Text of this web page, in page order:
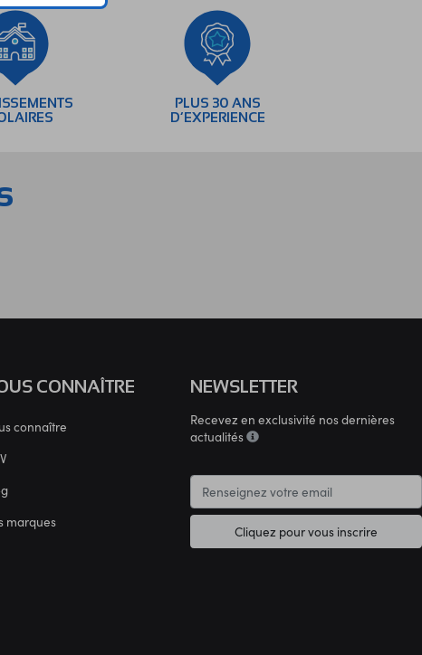
PLUS 30 ANS
D’EXPERIENCE
CONNAÎTRE
connaître
marques
NEWSLETTER
Recevez en exclusivité nos dernières
actualités
Cliquez pour vous inscrire